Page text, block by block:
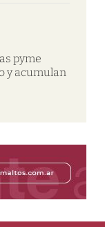
pyme
y acumulan